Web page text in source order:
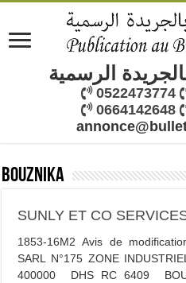
الرسمية
0522473774
0664142648
BOUZNIKA
SUNLY ET CO
1853-16M2 Avis de
SARL N°175 ZONE
400000 DHS RC 6409